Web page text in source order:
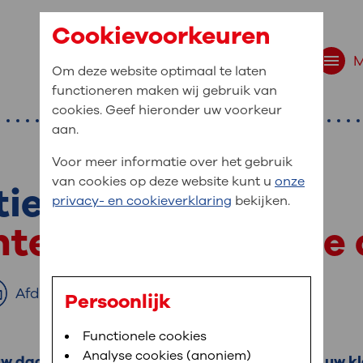
navigatie
bent u naar op
Bloedafname,MijnOLVG,Digitalisering
medische gegevens
In MijnOLVG kunt u uw medische
het u uitkomt. OLVG breidt MijnOLVG
en een
Afdrukken
Cookievoorkeuren
Om deze website optimaal te laten
functioneren maken wij gebruik van
cookies. Geef hieronder uw voorkeur
aan.
Voor meer informatie over het gebruik
van cookies op deze website kunt u onze
privacy- en cookieverklaring bekijken.
Persoonlijk
Functionele cookies
Analyse cookies (anoniem)